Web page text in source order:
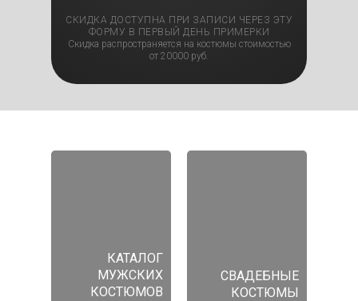
СКИДКА ДОСТУПНА ПРИ ЗАПИСИ ЧЕРЕЗ ЭТУ
ФОРМУ В ПЕРВЫЙ ДЕНЬ ПРИМЕРКИ
Скидка распространяется на костюмы стоимостью
от 20000 руб.
КАТАЛОГ
МУЖСКИХ
КОСТЮМОВ
СВАДЕБНЫЕ
КОСТЮМЫ